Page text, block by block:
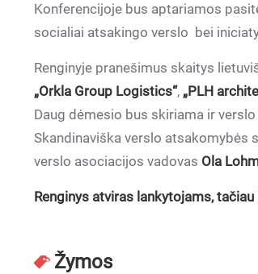
Konferencijoje bus aptariamos
socialiai atsakingo verslo bei
Renginyje pranešimus skaitys
„Orkla Group Logistics“, „PLH
Daug dėmesio bus skiriama ir
Skandinaviška verslo atsakomybės
verslo asociacijos vadovas Ola
Renginys atviras lankytojams,
Žymos